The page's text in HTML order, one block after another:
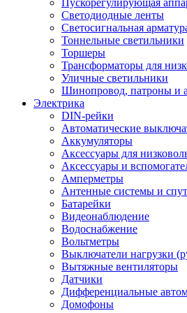
Светодиодные ленты
Светосигнальная
Тоннельные светильники
Торшеры
Трансформаторы для
Уличные светильники
Шинопровод, патроны и
Электрика
DIN-рейки
Автоматические
Аккумуляторы
Аксессуары для
Аксессуары и
Амперметры
Антенные системы и
Батарейки
Видеонаблюдение
Водоснабжение
Вольтметры
Выключатели нагрузки
Вытяжные вентиляторы
Датчики
Дифференциальные
Домофоны